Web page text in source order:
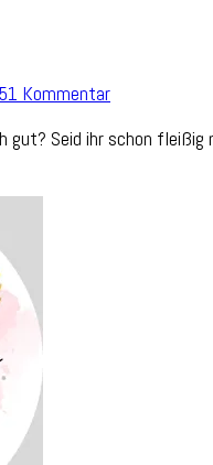
1 Kommentarzu
Tag
gut? Seid ihr schon